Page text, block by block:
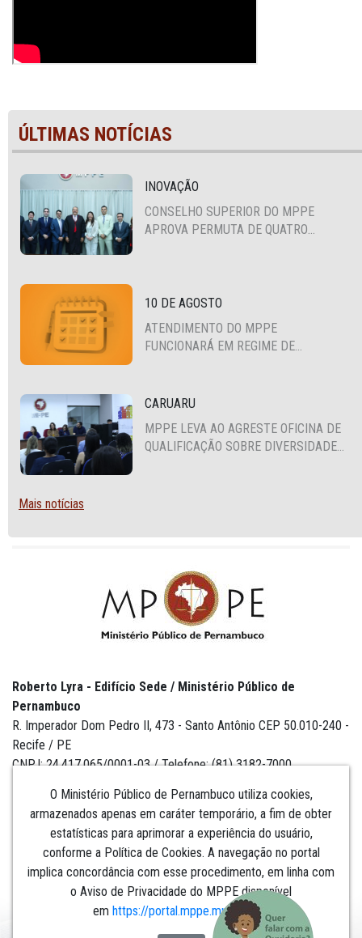
ÚLTIMAS NOTÍCIAS
INOVAÇÃO
CONSELHO SUPERIOR DO MPPE
APROVA PERMUTA DE QUATRO
10 DE AGOSTO
ATENDIMENTO DO MPPE
FUNCIONARÁ EM REGIME DE
CARUARU
MPPE LEVA AO AGRESTE OFICINA DE
QUALIFICAÇÃO SOBRE DIVERSIDADE
Mais notícias
O Ministério Público de Pernambuco utiliza cookies,
armazenados apenas em caráter temporário, a fim de obter
estatísticas para aprimorar a experiência do usuário,
conforme a Política de Cookies. A navegação no portal
implica concordância com esse procedimento, em linha com
o Aviso de Privacidade do MPPE disponível
em https://portal.mppe.mp.br/lgpd.​​​​​​​
Roberto Lyra - Edifício Sede / Ministério Público de
Pernambuco
R. Imperador Dom Pedro II, 473 - Santo Antônio CEP 50.010-240 -
Recife / PE
CNPJ: 24.417.065/0001-03 / Telefone: (81) 3182-7000
Institucional
Comunicação